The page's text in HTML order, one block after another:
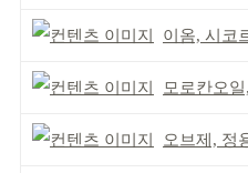
이옴, 시코르
모로칸오일,
오브제, 정용